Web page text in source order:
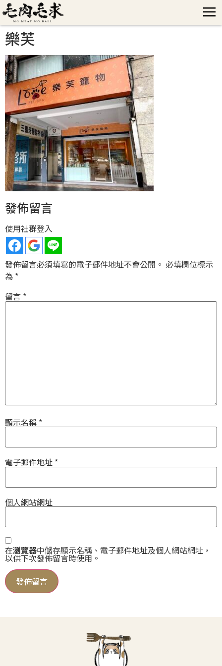
樂芙
發佈留言
使用社群登入
發佈留言必須填寫的電子郵件地址不會公開。 必填欄位標示
為 *
留言 *
顯示名稱 *
電子郵件地址 *
個人網站網址
在瀏覽器中儲存顯示名稱、電子郵件地址及個人網站網址，
以供下次發佈留言時使用。